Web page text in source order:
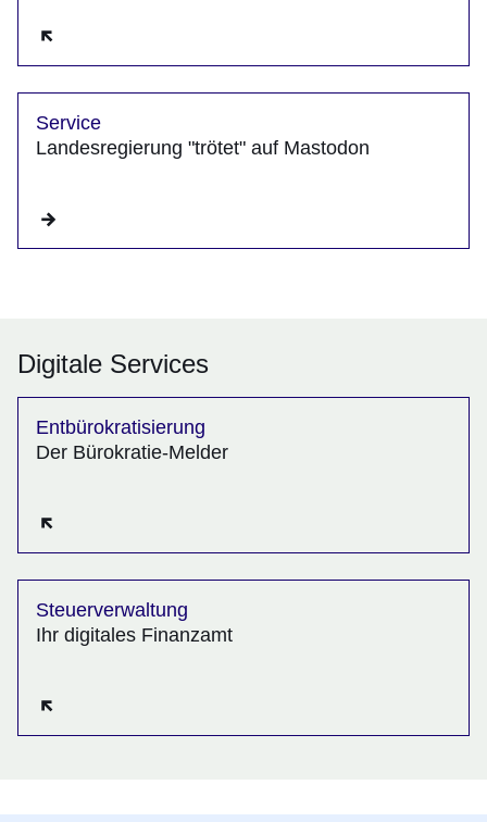
Service
Landesregierung "trötet" auf Mastodon
Digitale Services
Entbürokratisierung
Der Bürokratie-Melder
Steuerverwaltung
Ihr digitales Finanzamt